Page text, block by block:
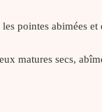
pointes abimées et
secs,